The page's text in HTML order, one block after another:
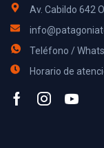
Av. Cabildo 642
Teléfono /
Horario de